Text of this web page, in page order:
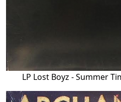
LP Lost Boyz - Summer